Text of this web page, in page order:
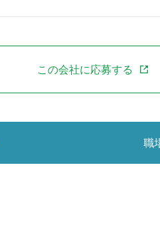
この会社に応募する
職